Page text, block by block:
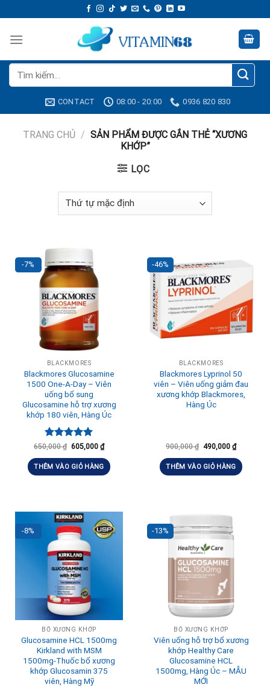
to
content
Tìm
kiếm:
CONTACT 08:00 - 20:00 0936 820 830
TRANG CHỦ / SẢN PHẨM ĐƯỢC GẮN THẺ “XƯƠNG
KHỚP”
LỌC
-7%
BLACKMORES
Blackmores Glucosamine
1500 One-A-Day – Viên
uống bổ sung
Glucosamine hỗ trợ xương
khớp 180 viên, Hàng Úc
Được xếp
5 sao
650,000₫ 605,000 ₫
THÊM VÀO GIỎ HÀNG
-46%
BLACKMORES
Blackmores Lyprinol 50
viên – Viên uống giảm đau
xương khớp Blackmores,
Hàng Úc
900,000₫ 490,000 ₫
THÊM VÀO GIỎ HÀNG
-8%
BỔ XƯƠNG KHỚP
Glucosamine HCL 1500mg
Kirkland with MSM
1500mg-Thuốc bổ xương
khớp Glucosamin 375
viên, Hàng Mỹ
-13%
BỔ XƯƠNG KHỚP
Viên uống hỗ trợ bổ xương
khớp Healthy Care
Glucosamine HCL
1500mg, Hàng Úc – MẪU
MỚI